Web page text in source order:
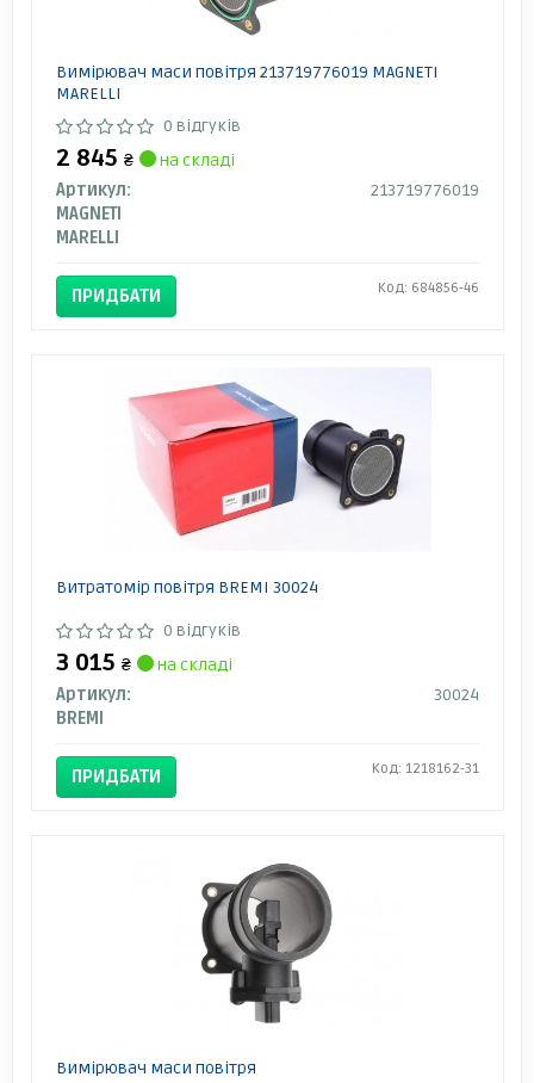
Вимірювач маси повітря 213719776019 MAGNETI
MARELLI
0 відгуків
2 845 ₴
на складі
Артикул:
213719776019
MAGNETI
MARELLI
ПРИДБАТИ Код: 684856-46
Витратомір повітря BREMI 30024
0 відгуків
3 015 ₴
на складі
Артикул:
30024
BREMI
ПРИДБАТИ Код: 1218162-31
Вимірювач маси повітря